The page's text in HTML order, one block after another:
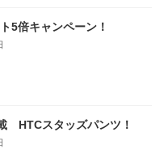
5倍キャンペーン！
HTCスタッズパンツ！